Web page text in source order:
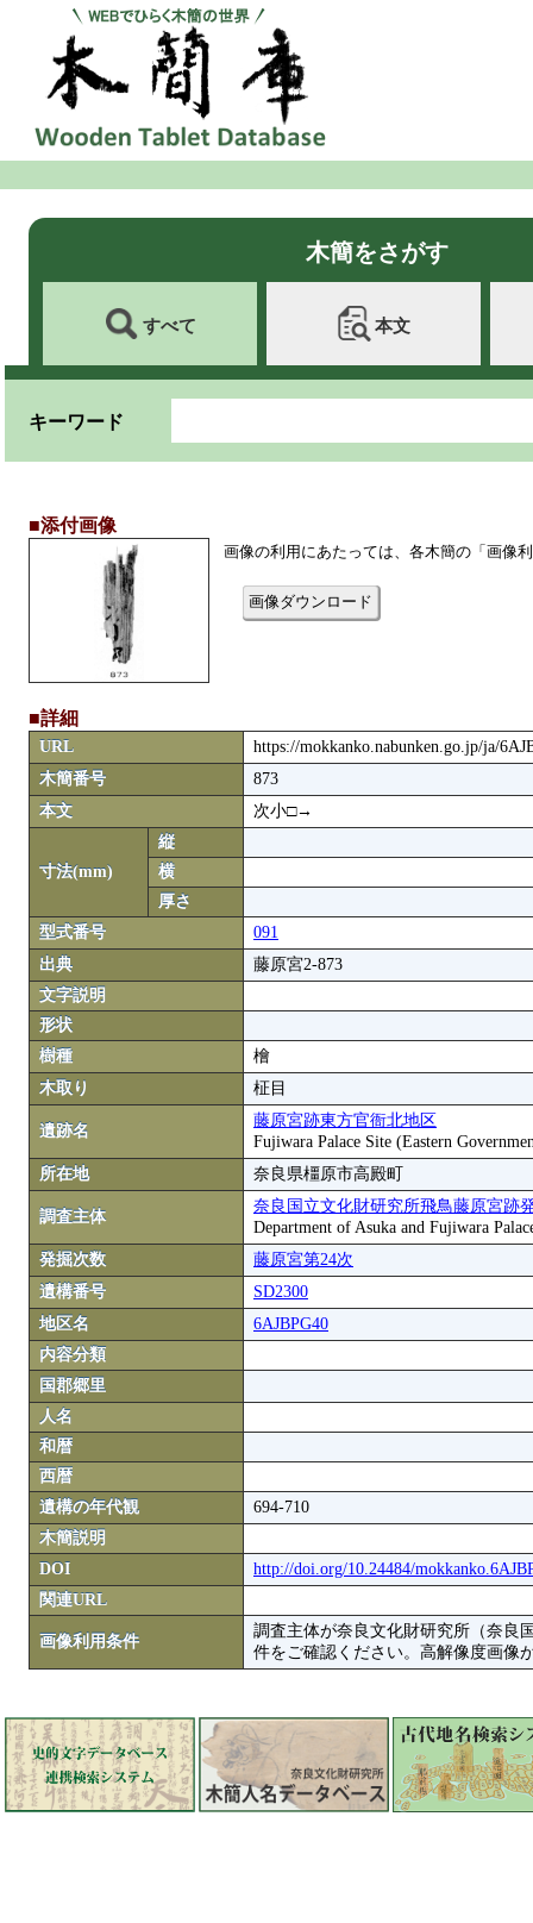
木簡をさがす
すべて 本文
キーワード
■添付画像
画像の利用にあたっては、各木簡の「画像
画像ダウンロード
■詳細
URL
https://mokkanko.nabunken.go.jp/ja/
木簡番号
873
本文
次小□→
寸法(mm)
縦
横
厚さ
型式番号
091
出典
藤原宮2-873
文字説明
形状
樹種
檜
木取り
柾目
遺跡名
藤原宮跡東方官衙北地区
Fujiwara Palace Site (Eastern
所在地
奈良県橿原市高殿町
調査主体
奈良国立文化財研究所飛鳥藤原宮跡
Department of Asuka and Fujiwara
発掘次数
藤原宮第24次
遺構番号
SD2300
地区名
6AJBPG40
内容分類
国郡郷里
人名
和暦
西暦
遺構の年代観
694-710
木簡説明
DOI
http://doi.org/10.24484/
関連URL
画像利用条件
調査主体が奈良文化財研究所（奈良
件をご確認ください。高解像度画像